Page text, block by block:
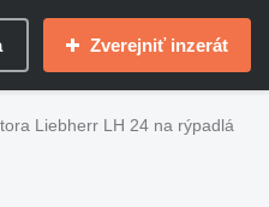
Zverejniť inzerát
Liebherr LH 24 na rýpadlá